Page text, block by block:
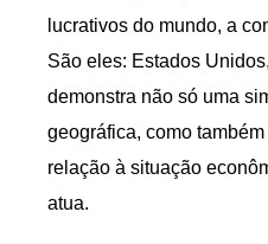
lucrativos do mundo, a
São eles: Estados
demonstra não só uma
geográfica, como
relação à situação
atua.